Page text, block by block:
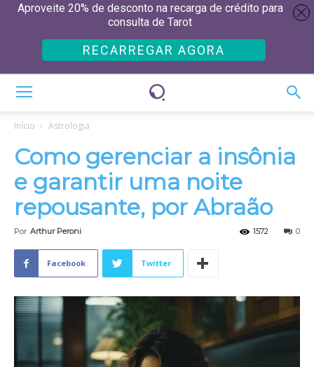
Início Astrologia
Como gerenciar a insônia
e garantir uma noite
repousante, por Abraão
Por Arthur Peroni 0
1572
Facebook Twitter
Aproveite 20% de desconto na recarga de crédito para
consulta de Tarot
RECARREGAR AGORA